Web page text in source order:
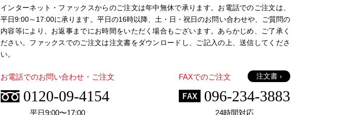
インターネット・ファックスからのご注文は年中無休で承ります。お電話でのご注文は、
平日9:00～17:00に承ります。平日の16時以降、土・日・祝日のお問い合わせや、ご質問の
内容等により、お返事までにお時間をいただく場合もございます。あらかじめ、ご了承く
ださい。ファックスでのご注文は注文書をダウンロードし、ご記入の上、送信してくださ
い。
お電話でのお問い合わせ・ご注文
0120-09-4154
平日9:00〜17:00
FAXでのご注文 注文書 ›
096-234-3883
24時間対応